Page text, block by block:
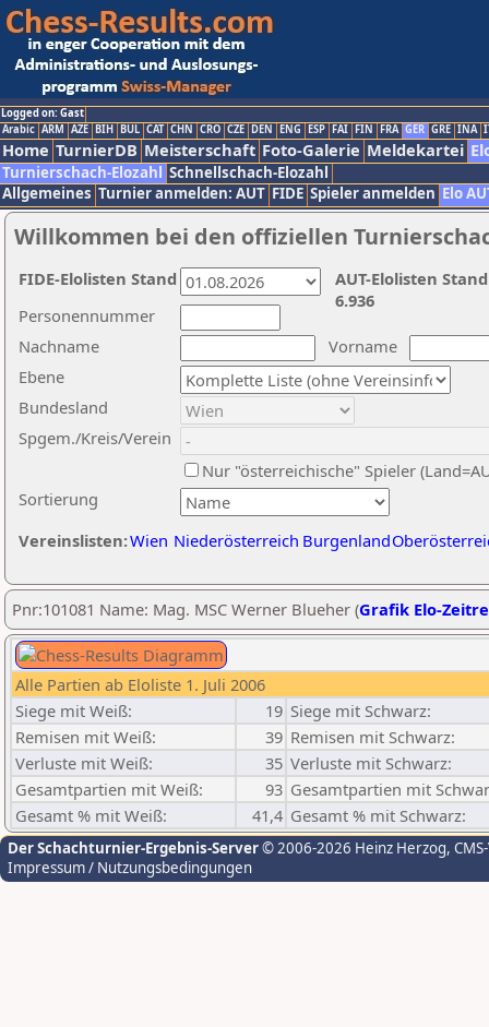
Logged on: Gast
Arabic ARM AZE BIH BUL CAT CHN CRO CZE DEN ENG ESP FAI FIN FRA GER GRE INA
Home TurnierDB Meisterschaft Foto-Galerie Meldekartei
Turnierschach-Elozahl Schnellschach-Elozahl
Allgemeines Turnier anmelden: AUT FIDE Spieler anmelden Elo
Willkommen bei den offiziellen
Nachname
Vorname
Ebene
Sortierung
Personennummer
Bundesland
Spgem./Kreis/Verein
Nur "österreichische" Spieler
Vereinslisten:Wien Niederösterreich Burgenland
AUT-Elolisten
6.936
FIDE-Elolisten Stand
Pnr:101081 Name: Mag. MSC Werner Blueher (Grafik Elo-
Alle Partien ab Eloliste 1. Juli 2006
Siege mit Weiß:
19 Siege mit Schwarz:
Remisen mit Weiß:
39 Remisen mit Schwarz:
Verluste mit Weiß:
35 Verluste mit Schwarz:
Gesamtpartien mit Weiß:
93 Gesamtpartien mit
Gesamt % mit Weiß:
41,4 Gesamt % mit Schwarz:
Der Schachturnier-Ergebnis-Server© 2006-2026 Heinz Herzog,
Impressum / Nutzungsbedingungen